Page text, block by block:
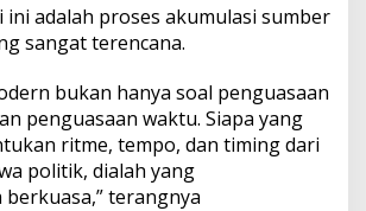
ini adalah proses akumulasi sumber
sangat terencana.
bukan hanya soal penguasaan
penguasaan waktu. Siapa yang
ritme, tempo, dan timing dari
politik, dialah yang
terangnya